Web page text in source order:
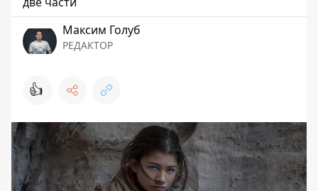
Максим Голуб
РЕДАКТОР
👍